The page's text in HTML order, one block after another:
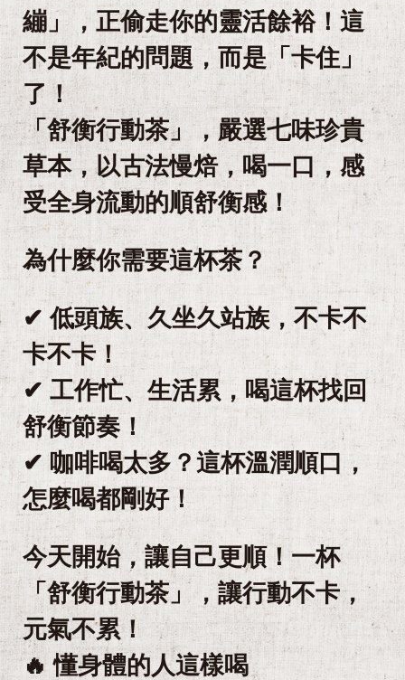
繃」，正偷走你的靈活餘裕！這
不是年紀的問題，而是「卡住」
了！
「舒衡行動茶」，嚴選七味珍貴
草本，以古法慢焙，喝一口，感
受全身流動的順舒衡感！
為什麼你需要這杯茶？
✔ 低頭族、久坐久站族，不卡不
卡不卡！
✔ 工作忙、生活累，喝這杯找回
舒衡節奏！
✔ 咖啡喝太多？這杯溫潤順口，
怎麼喝都剛好！
今天開始，讓自己更順！一杯
「舒衡行動茶」，讓行動不卡，
元氣不累！
🔥 懂身體的人這樣喝